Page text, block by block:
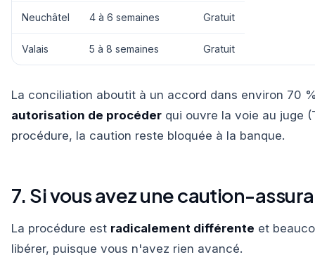
Neuchâtel 4 à 6 semaines Gratuit
Valais 5 à 8 semaines Gratuit
La conciliation aboutit à un accord dans environ 70
autorisation de procéder qui ouvre la voie au juge
procédure, la caution reste bloquée à la banque.
7. Si vous avez une caution-
La procédure est radicalement différente et
libérer, puisque vous n'avez rien avancé.